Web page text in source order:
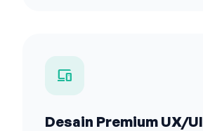
devices
Desain Premium UX/UI